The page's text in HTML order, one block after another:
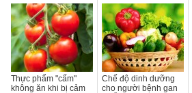
Thực phẩm "cấm"
không ăn khi bị cảm
Chế độ dinh dưỡng
cho người bệnh gan